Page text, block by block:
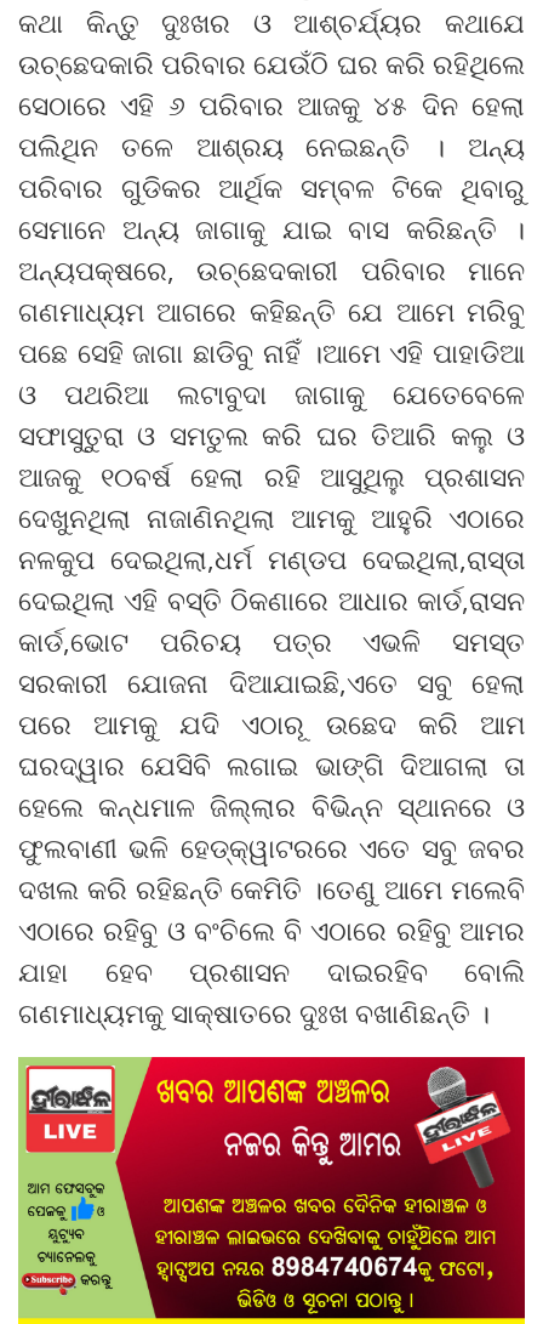
କଥା କିନ୍ତୁ ଦୁଃଖର ଓ ଆଶ୍ଚର୍ଯ୍ୟର କଥାଯେ
ଉଚ୍ଛେଦକାରି ପରିବାର ଯେଉଁଠି ଘର କରି ରହିଥିଲେ
ସେଠାରେ ଏହି ୬ ପରିବାର ଆଜକୁ ୪୫ ଦିନ ହେଲା
ପଲିଥିନ ତଳେ ଆଶ୍ରୟ ନେଇଛନ୍ତି । ଅନ୍ୟ
ପରିବାର ଗୁଡିକର ଆର୍ଥିକ ସମ୍ବଳ ଟିକେ ଥିବାରୁ
ସେମାନେ ଅନ୍ୟ ଜାଗାକୁ ଯାଇ ବାସ କରିଛନ୍ତି ।
ଅନ୍ୟପକ୍ଷରେ, ଉଚ୍ଛେଦକାରୀ ପରିବାର ମାନେ
ଗଣମାଧ୍ୟମ ଆଗରେ କହିଛନ୍ତି ଯେ ଆମେ ମରିବୁ
ପଛେ ସେହି ଜାଗା ଛାଡିବୁ ନାହିଁ ।ଆମେ ଏହି ପାହାଡିଆ
ଓ ପଥରିଆ ଲଟାବୁଦା ଜାଗାକୁ ଯେତେବେଳେ
ସଫାସୁତୁରା ଓ ସମତୁଲ କରି ଘର ତିଆରି କଲୁ ଓ
ଆଜକୁ ୧୦ବର୍ଷ ହେଲା ରହି ଆସୁଥିଲୁ ପ୍ରଶାସନ
ଦେଖୁନଥିଲା ନାଜାଣିନଥିଲା ଆମକୁ ଆହୁରି ଏଠାରେ
ନଳକୁପ ଦେଇଥିଲା,ଧର୍ମ ମଣ୍ଡପ ଦେଇଥିଲା,ରାସ୍ତା
ଦେଇଥିଲା ଏହି ବସ୍ତି ଠିକଣାରେ ଆଧାର କାର୍ଡ,ରାସନ
କାର୍ଡ,ଭୋଟ ପରିଚୟ ପତ୍ର ଏଭଳି ସମସ୍ତ
ସରକାରୀ ଯୋଜନା ଦିଆଯାଇଛି,ଏତେ ସବୁ ହେଲା
ପରେ ଆମକୁ ଯଦି ଏଠାରୂ ଉଛେଦ କରି ଆମ
ଘରଦ୍ୱାର ଯେସିବି ଲଗାଇ ଭାଙ୍ଗି ଦିଆଗଲା ତା
ହେଲେ କନ୍ଧମାଳ ଜିଲ୍ଲାର ବିଭିନ୍ନ ସ୍ଥାନରେ ଓ
ଫୁଲବାଣୀ ଭଳି ହେଡ୍‌କ୍ୱାଟରରେ ଏତେ ସବୁ ଜବର
ଦଖଲ କରି ରହିଛନ୍ତି କେମିତି ।ତେଣୁ ଆମେ ମଲେବି
ଏଠାରେ ରହିବୁ ଓ ବଂଚିଲେ ବି ଏଠାରେ ରହିବୁ ଆମର
ଯାହା ହେବ ପ୍ରଶାସନ ଦାଇରହିବ ବୋଲି
ଗଣମାଧ୍ୟମକୁ ସାକ୍ଷାତରେ ଦୁଃଖ ବଖାଣିଛନ୍ତି ।